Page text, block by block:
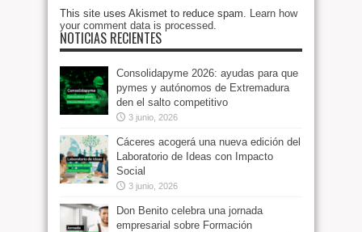
This site uses Akismet to reduce spam. Learn how
your comment data is processed.
NOTICIAS RECIENTES
Consolidapyme 2026: ayudas para que
pymes y autónomos de Extremadura
den el salto competitivo
3 junio, 2026
Cáceres acogerá una nueva edición del
Laboratorio de Ideas con Impacto
Social
3 junio, 2026
Don Benito celebra una jornada
empresarial sobre Formación